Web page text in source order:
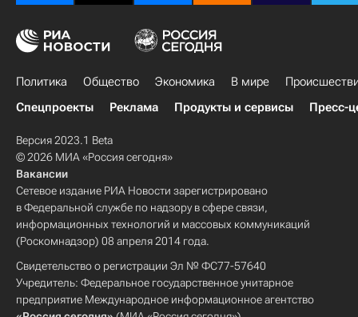
Политика Общество Экономика В мире
Спецпроекты
Реклама Продукты и сервисы Пресс-
Версия 2023.1 Beta
© 2026 МИА «Россия сегодня»
Вакансии
Сетевое издание РИА Новости зарегистрировано
в Федеральной службе по надзору в сфере связи,
информационных технологий и массовых коммуникаций
(Роскомнадзор) 08 апреля 2014 года.
Свидетельство о регистрации Эл № ФС77-57640
Учредитель: Федеральное государственное унитарное
предприятие Международное информационное агентство